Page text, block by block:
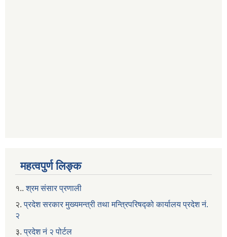
महत्वपुर्ण लिङ्क
१..श्रम संसार प्रणाली
२. प्रदेश सरकार मुख्यमन्त्री तथा मन्त्रिपरिषद्को कार्यालय प्रदेश नं.
२
३.प्रदेश नं २ पोर्टल